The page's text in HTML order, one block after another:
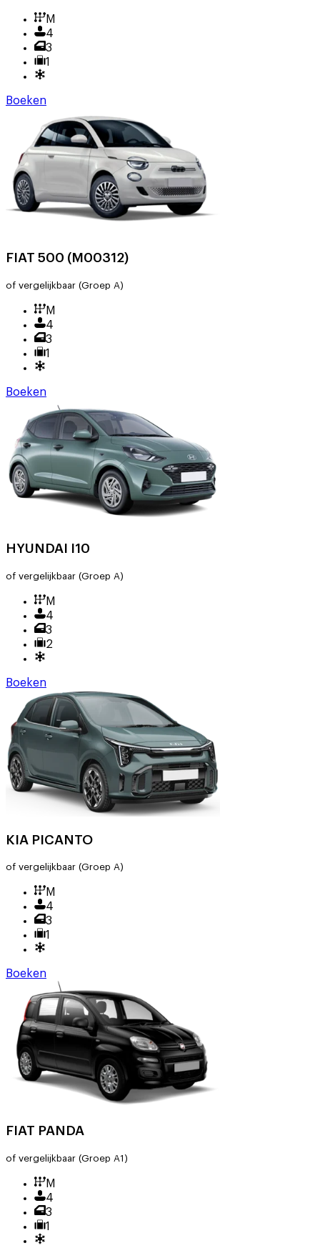
M
4
3
1
Boeken
FIAT 500 (M00312)
of vergelijkbaar (Groep A)
M
4
3
1
Boeken
HYUNDAI I10
of vergelijkbaar (Groep A)
M
4
3
2
Boeken
KIA PICANTO
of vergelijkbaar (Groep A)
M
4
3
1
Boeken
FIAT PANDA
of vergelijkbaar (Groep A1)
M
4
3
1